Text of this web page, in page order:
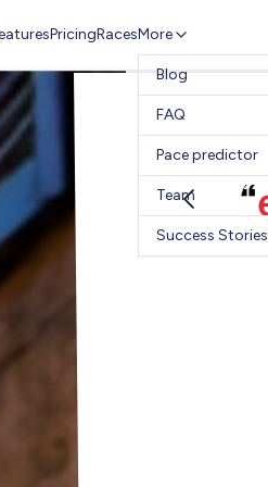
PricingRacesMore
Blog
FAQ
Pace predictor
Team
Success Stories